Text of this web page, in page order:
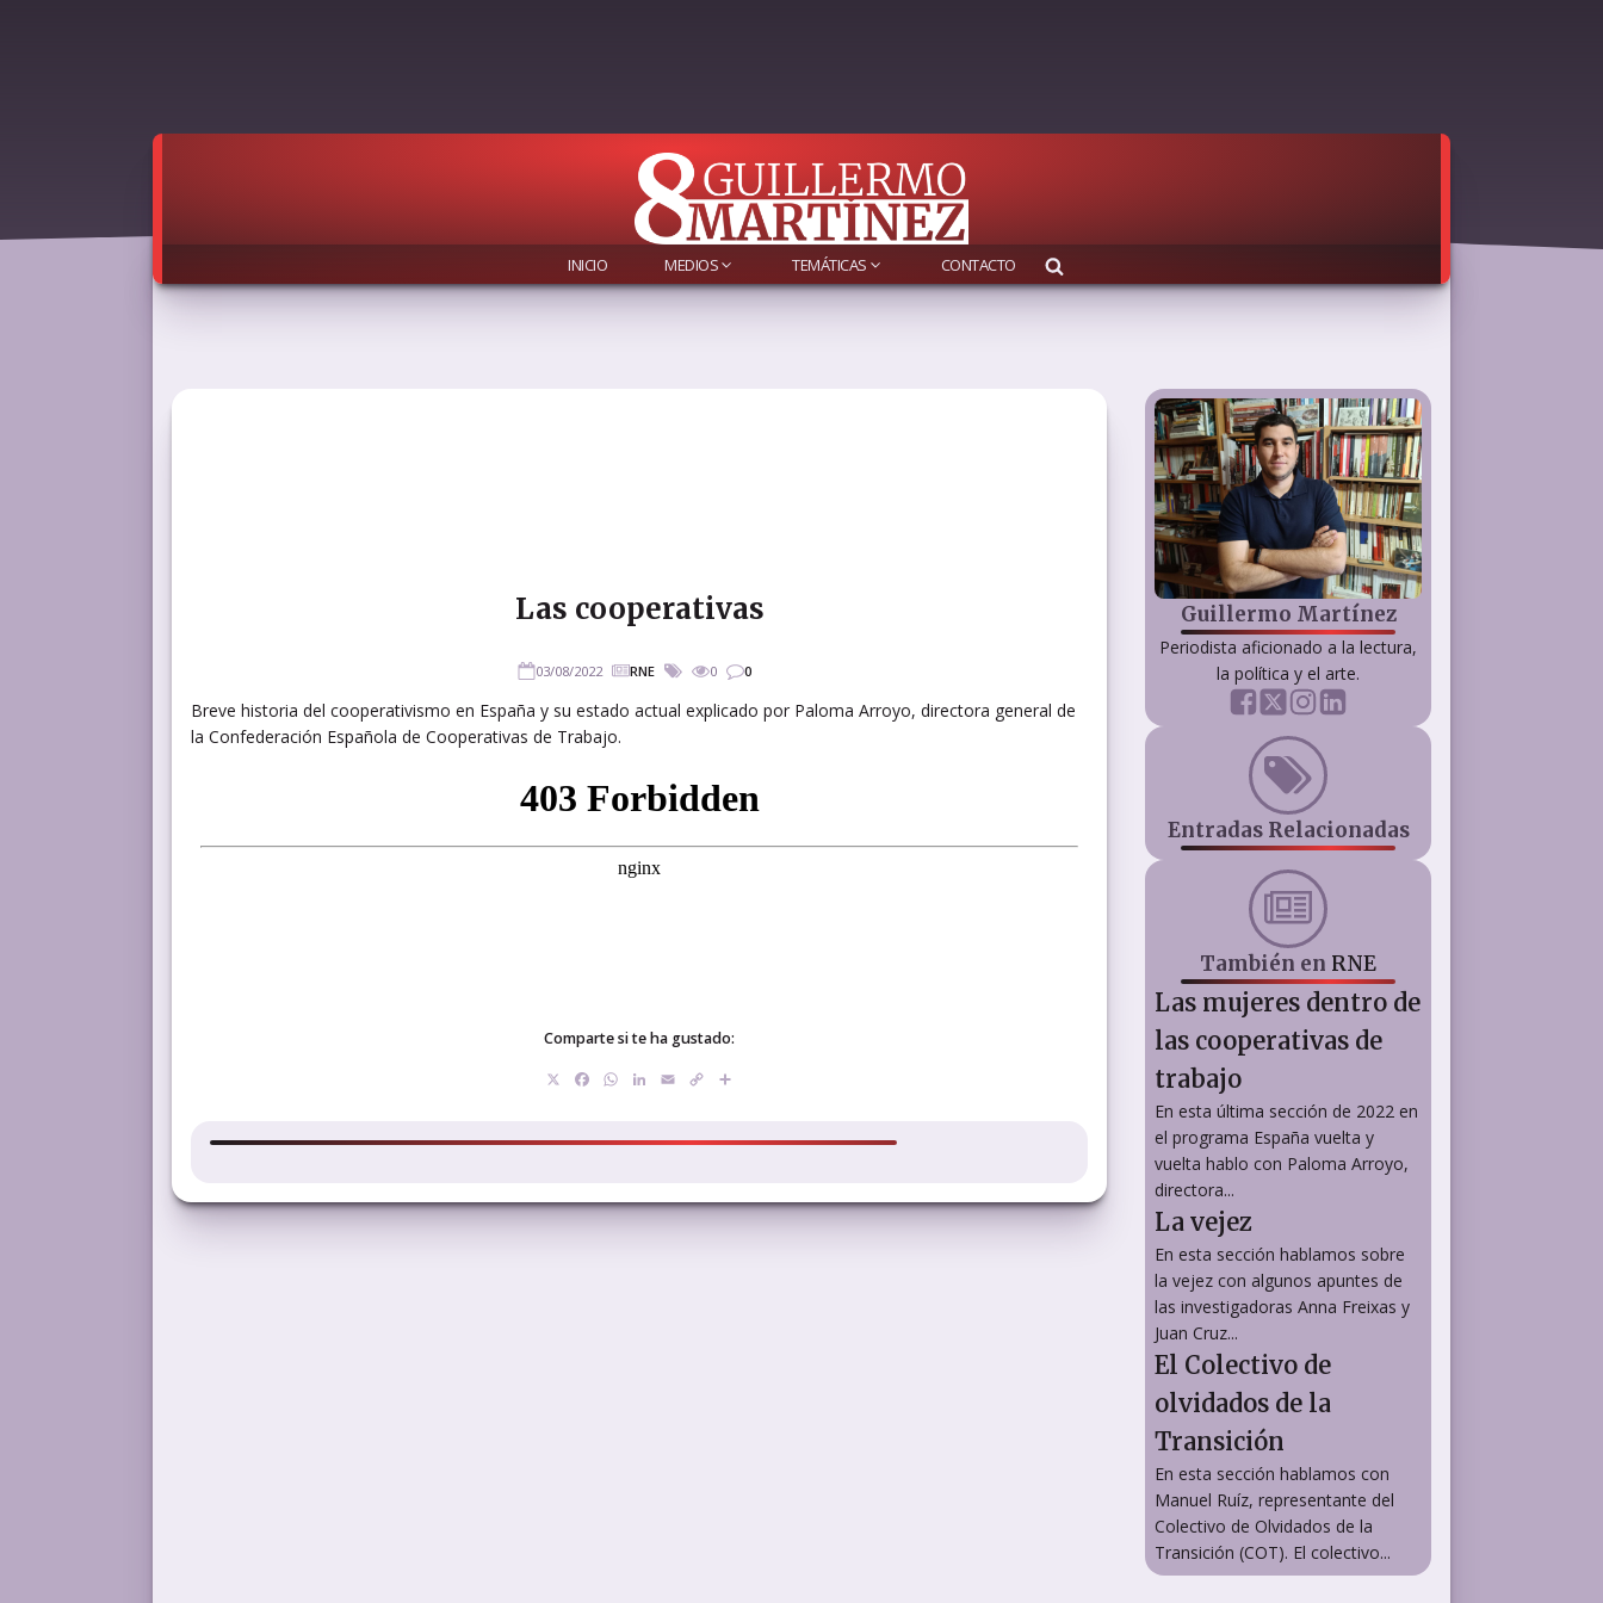
INICIO MEDIOS TEMÁTICAS CONTACTO
Las cooperativas
03/08/2022 RNE 0 0
Breve historia del cooperativismo en España y su estado actual explicado por Paloma Arroyo, directora general de
la Confederación Española de Cooperativas de Trabajo.
Comparte si te ha gustado:
Facebook
WhatsApp
LinkedIn
EmailCopy
Guillermo Martínez
Periodista aficionado a la lectura,
la política y el arte.
Entradas Relacionadas
También en RNE
Las mujeres dentro de
las cooperativas de
trabajo
En esta última sección de 2022 en
el programa España vuelta y
vuelta hablo con Paloma Arroyo,
directora...
La vejez
En esta sección hablamos sobre
la vejez con algunos apuntes de
las investigadoras Anna Freixas y
Juan Cruz...
El Colectivo de
olvidados de la
Transición
En esta sección hablamos con
Manuel Ruíz, representante del
Colectivo de Olvidados de la
Transición (COT). El colectivo...